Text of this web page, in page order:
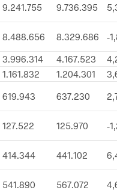
9.241.755 9.736.395
8.488.656 8.329.686
-
3.996.314 4.167.523
1.161.832 1.204.301
619.943 637.230
127.522 125.970
-
414.344 441.102
541.890 567.072